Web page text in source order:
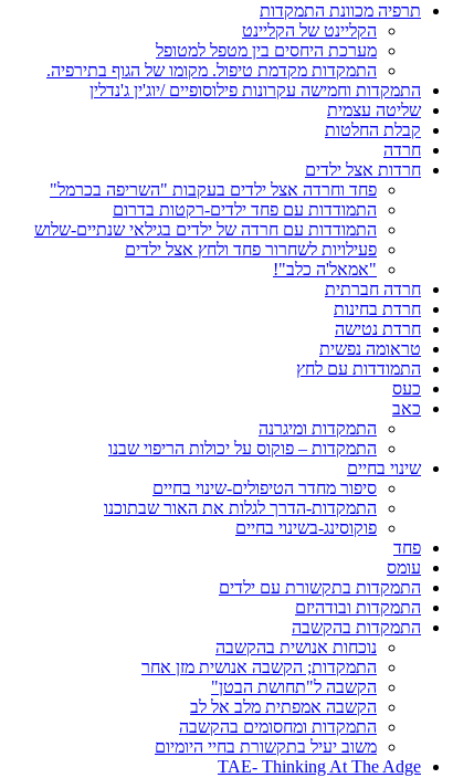
תרפיה מכוונת התמקדות
הקליינט של הקליינט
מערכת היחסים בין מטפל למטופל
התמקדות מקדמת טיפול. מקומו של הגוף בתירפיה.
התמקדות וחמישה עקרונות פילוסופיים /יוג'ין ג'נדלין
שליטה עצמית
קבלת החלטות
חרדה
חרדות אצל ילדים
פחד וחרדה אצל ילדים בעקבות "השריפה בכרמל"
התמודדות עם פחד ילדים-רקטות בדרום
התמודדות עם חרדה של ילדים בגילאי שנתיים-שלוש
פעילויות לשחרור פחד ולחץ אצל ילדים
"אמאל'ה כלב"!
חרדה חברתית
חרדת בחינות
חרדת נטישה
טראומה נפשית
התמודדות עם לחץ
כעס
כאב
התמקדות ומיגרנה
התמקדות – פוקוס על יכולות הריפוי שבנו
שינוי בחיים
סיפור מחדר הטיפולים-שינוי בחיים
התמקדות-הדרך לגלות את האור שבתוכנו
פוקוסינג-בשינוי בחיים
פחד
עומס
התמקדות בתקשורת עם ילדים
התמקדות ובודהיזם
התמקדות בהקשבה
נוכחות אנושית בהקשבה
התמקדות; הקשבה אנושית מזן אחר
הקשבה ל"תחושת הבטן"
הקשבה אמפתית מלב אל לב
התמקדות ומחסומים בהקשבה
משוב יעיל בתקשורת בחיי היומיום
TAE- Thinking At The Adge